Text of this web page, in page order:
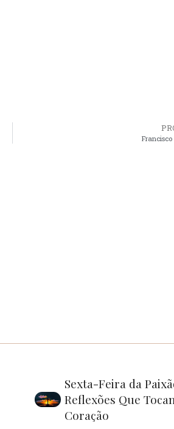
Francisco
Sexta-Feira da
Reflexões Que
Coração